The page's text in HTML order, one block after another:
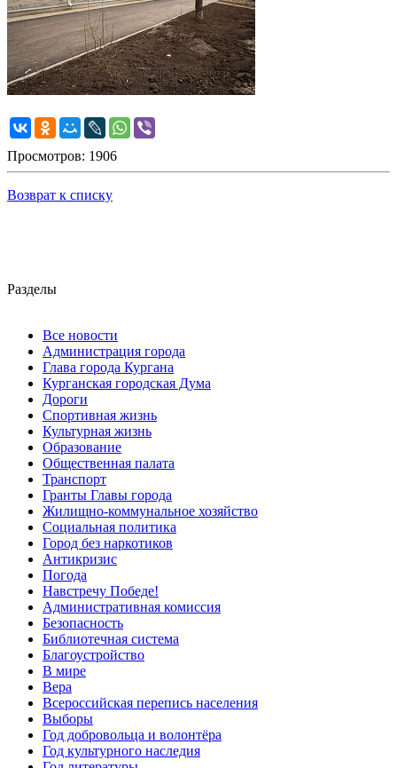
Просмотров: 1906
Возврат к списку
Разделы
Все новости
Администрация города
Глава города Кургана
Курганская городская Дума
Дороги
Спортивная жизнь
Культурная жизнь
Образование
Общественная палата
Транспорт
Гранты Главы города
Жилищно-коммунальное хозяйство
Социальная политика
Город без наркотиков
Антикризис
Погода
Навстречу Победе!
Административная комиссия
Безопасность
Библиотечная система
Благоустройство
В мире
Вера
Всероссийская перепись населения
Выборы
Год добровольца и волонтёра
Год культурного наследия